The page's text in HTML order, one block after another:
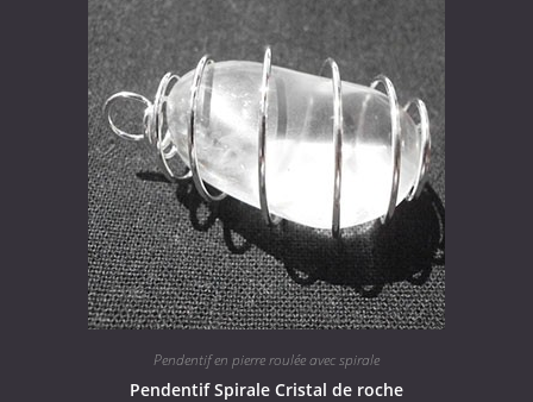
Pendentif en pierre roulée avec spirale
Pendentif Spirale Cristal de roche